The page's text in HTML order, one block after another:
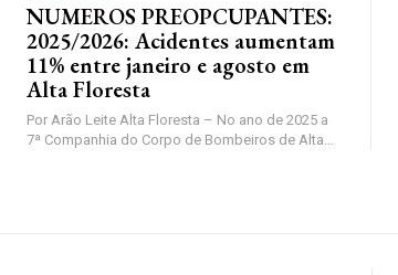
NUMEROS PREOPCUPANTES:
2025/2026: Acidentes aumentam
11% entre janeiro e agosto em
Alta Floresta
Por Arão Leite Alta Floresta – No ano de 2025 a
7ª Companhia do Corpo de Bombeiros de Alta...